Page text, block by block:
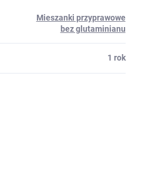
Mieszanki przyprawowe
bez glutaminianu
1 rok